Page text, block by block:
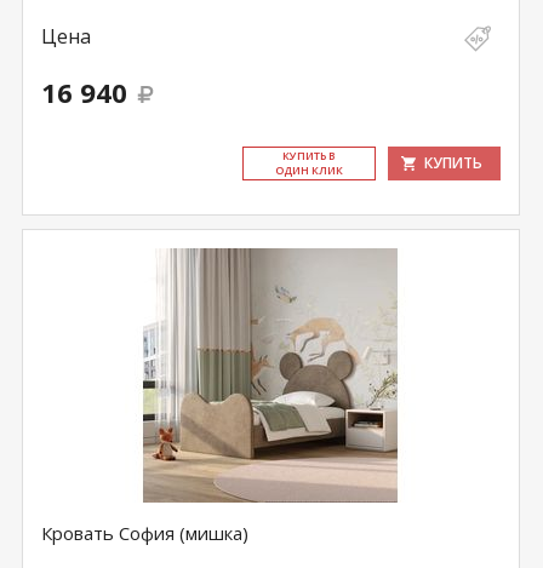
Цена
16 940
КУ­ПИТЬ В
ОДИН КЛИК
КУПИТЬ
Кровать София (мишка)